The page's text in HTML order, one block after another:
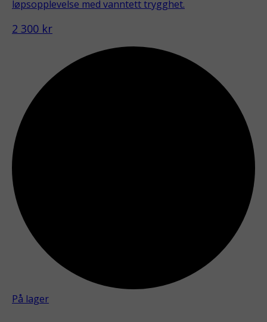
løpsopplevelse med vanntett trygghet.
2 300 kr
På lager